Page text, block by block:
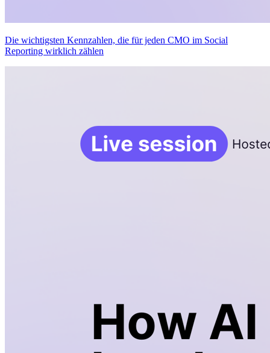
Die wichtigsten Kennzahlen, die für jeden CMO im Social
Reporting wirklich zählen